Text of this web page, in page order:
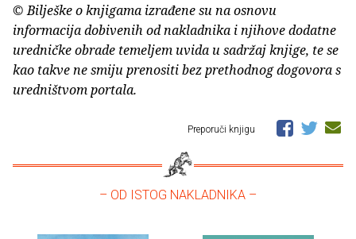
© Bilješke o knjigama izrađene su na osnovu
informacija dobivenih od nakladnika i njihove dodatne
uredničke obrade temeljem uvida u sadržaj knjige, te se
kao takve ne smiju prenositi bez prethodnog dogovora s
uredništvom portala.
Preporuči knjigu
– OD ISTOG NAKLADNIKA –